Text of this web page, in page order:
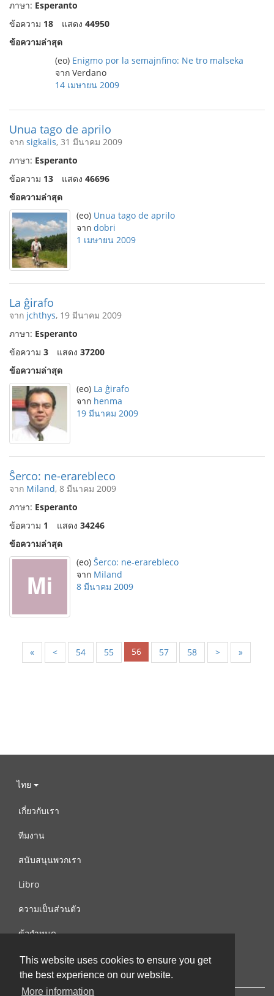
This website uses cookies to ensure you get
the best experience on our website.
More information
ภาษา: Esperanto
ข้อความ 18 แสดง 44950
ข้อความล่าสุด
(eo) Enigmo por la semajnfino: Ne tro malseka
จาก Verdano
14 เมษายน 2009
Unua tago de aprilo
จาก sigkalis, 31 มีนาคม 2009
ภาษา: Esperanto
ข้อความ 13 แสดง 46696
ข้อความล่าสุด
(eo) Unua tago de aprilo
จาก dobri
1 เมษายน 2009
La ĝirafo
จาก jchthys, 19 มีนาคม 2009
ภาษา: Esperanto
ข้อความ 3 แสดง 37200
ข้อความล่าสุด
(eo) La ĝirafo
จาก henma
19 มีนาคม 2009
Ŝerco: ne-erarebleco
จาก Miland, 8 มีนาคม 2009
ภาษา: Esperanto
ข้อความ 1 แสดง 34246
ข้อความล่าสุด
(eo) Ŝerco: ne-erarebleco
จาก Miland
8 มีนาคม 2009
« < 54 55 56 57 58 > »
ไทย
เกี่ยวกับเรา
ทีมงาน
สนับสนุนพวกเรา
Libro
ความเป็นส่วนตัว
ข้อกำหนด
ติดต่อเรา